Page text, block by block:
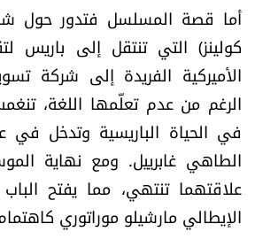
أما قصة المسلسل فتدور حول
كولينز) التي تنتقل إلى باريس
الأميركية الفريدة إلى شركة
الرغم من عدم تعلّمها اللغة،
في الحياة الباريسية وتدخل في
الطاهي غابرييل. ومع نهاية
علاقتهما تنتهي، مما يفتح
الإيطالي مارشيلو موراتوري